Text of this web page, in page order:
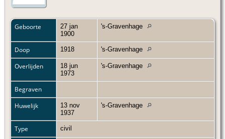
Geboorte
27 jan
1900
's-Gravenhage
Doop 1918 's-Gravenhage
Overlijden
18 jun
1973
's-Gravenhage
Begraven
Huwelijk
13 nov
1937
's-Gravenhage
Type civil